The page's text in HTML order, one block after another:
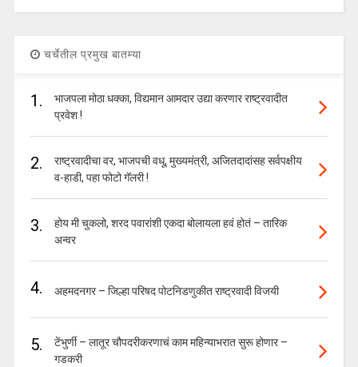
चर्चेतील प्रमुख बातम्या
1.
भाजपला मोठा धक्का, विद्यमान आमदार उद्या करणार राष्ट्रवादीत
प्रवेश !
2.
राष्ट्रवादीचा वर, भाजपची वधू, मुख्यमंत्री, अजितदादांसह सर्वपक्षीय
व-हाडी, पहा फोटो गॅलरी !
3.
होय मी चुकलो, शरद पवारांशी एकदा बोलायला हवं होतं – तारिक
अन्वर
4. अहमदनगर – जिल्हा परिषद पोटनिडणुकीत राष्ट्रवादी विजयी
5.
टेंभुर्णी – लातूर चौपदरीकरणाचं काम महिन्याभरात सुरू होणार –
गडकरी